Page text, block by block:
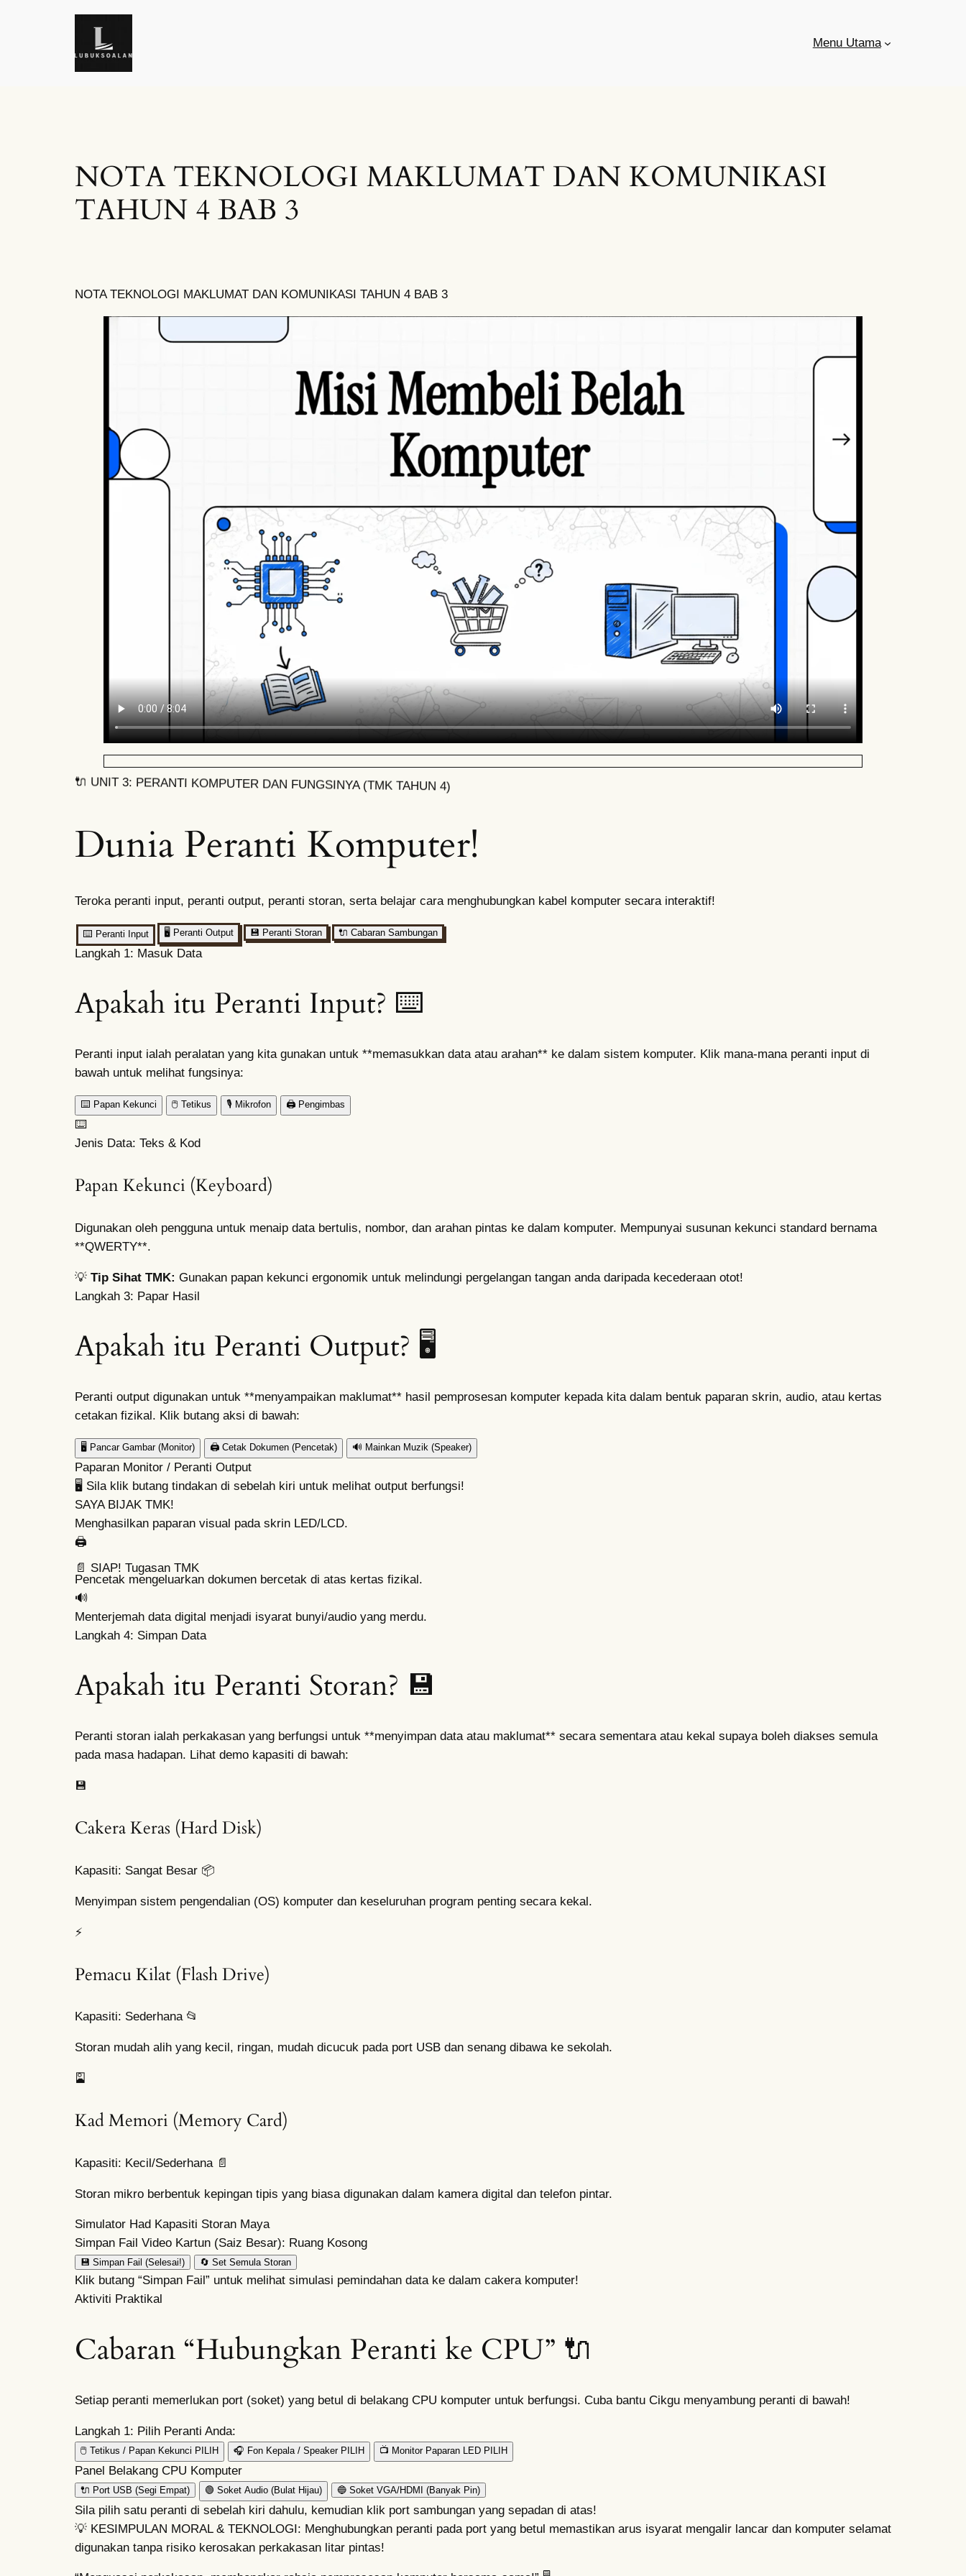
Menu Utama
NOTA TEKNOLOGI MAKLUMAT DAN KOMUNIKASI
TAHUN 4 BAB 3
NOTA TEKNOLOGI MAKLUMAT DAN KOMUNIKASI TAHUN 4 BAB 3
🔌 UNIT 3: PERANTI KOMPUTER DAN FUNGSINYA (TMK TAHUN 4)
Dunia Peranti Komputer!
Teroka peranti input, peranti output, peranti storan, serta belajar cara menghubungkan kabel komputer secara interaktif!
⌨️ Peranti Input 🖥️ Peranti Output 💾 Peranti Storan 🔌 Cabaran Sambungan
Langkah 1: Masuk Data
Apakah itu Peranti Input? ⌨️
Peranti input ialah peralatan yang kita gunakan untuk **memasukkan data atau arahan** ke dalam sistem komputer. Klik mana-mana peranti input di
bawah untuk melihat fungsinya:
⌨️ Papan Kekunci 🖱️ Tetikus 🎙️ Mikrofon 🖨️ Pengimbas
⌨️
Jenis Data: Teks & Kod
Papan Kekunci (Keyboard)
Digunakan oleh pengguna untuk menaip data bertulis, nombor, dan arahan pintas ke dalam komputer. Mempunyai susunan kekunci standard bernama
**QWERTY**.
💡 Tip Sihat TMK: Gunakan papan kekunci ergonomik untuk melindungi pergelangan tangan anda daripada kecederaan otot!
Langkah 3: Papar Hasil
Apakah itu Peranti Output? 🖥️
Peranti output digunakan untuk **menyampaikan maklumat** hasil pemprosesan komputer kepada kita dalam bentuk paparan skrin, audio, atau kertas
cetakan fizikal. Klik butang aksi di bawah:
🖥️ Pancar Gambar (Monitor) 🖨️ Cetak Dokumen (Pencetak) 🔊 Mainkan Muzik (Speaker)
Paparan Monitor / Peranti Output
🖥️ Sila klik butang tindakan di sebelah kiri untuk melihat output berfungsi!
SAYA BIJAK TMK!
Menghasilkan paparan visual pada skrin LED/LCD.
🖨️
📄 SIAP! Tugasan TMK
Pencetak mengeluarkan dokumen bercetak di atas kertas fizikal.
🔊
Menterjemah data digital menjadi isyarat bunyi/audio yang merdu.
Langkah 4: Simpan Data
Apakah itu Peranti Storan? 💾
Peranti storan ialah perkakasan yang berfungsi untuk **menyimpan data atau maklumat** secara sementara atau kekal supaya boleh diakses semula
pada masa hadapan. Lihat demo kapasiti di bawah:
💾
Cakera Keras (Hard Disk)
Kapasiti: Sangat Besar 📦
Menyimpan sistem pengendalian (OS) komputer dan keseluruhan program penting secara kekal.
⚡
Pemacu Kilat (Flash Drive)
Kapasiti: Sederhana 📂
Storan mudah alih yang kecil, ringan, mudah dicucuk pada port USB dan senang dibawa ke sekolah.
🎴
Kad Memori (Memory Card)
Kapasiti: Kecil/Sederhana 📄
Storan mikro berbentuk kepingan tipis yang biasa digunakan dalam kamera digital dan telefon pintar.
Simulator Had Kapasiti Storan Maya
Simpan Fail Video Kartun (Saiz Besar): Ruang Kosong
💾 Simpan Fail (Selesai!) 🔄 Set Semula Storan
Klik butang “Simpan Fail” untuk melihat simulasi pemindahan data ke dalam cakera komputer!
Aktiviti Praktikal
Cabaran “Hubungkan Peranti ke CPU” 🔌
Setiap peranti memerlukan port (soket) yang betul di belakang CPU komputer untuk berfungsi. Cuba bantu Cikgu menyambung peranti di bawah!
Langkah 1: Pilih Peranti Anda:
🖱️ Tetikus / Papan Kekunci PILIH 🎧 Fon Kepala / Speaker PILIH 📺 Monitor Paparan LED PILIH
Panel Belakang CPU Komputer
🔌 Port USB (Segi Empat) 🟢 Soket Audio (Bulat Hijau) 🔵 Soket VGA/HDMI (Banyak Pin)
Sila pilih satu peranti di sebelah kiri dahulu, kemudian klik port sambungan yang sepadan di atas!
💡 KESIMPULAN MORAL & TEKNOLOGI: Menghubungkan peranti pada port yang betul memastikan arus isyarat mengalir lancar dan komputer selamat
digunakan tanpa risiko kerosakan perkakasan litar pintas!